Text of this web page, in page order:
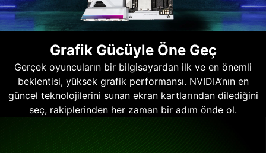
Grafik Gücüyle Öne Geç
Gerçek oyuncuların bir bilgisayardan ilk ve en önemli
beklentisi, yüksek grafik performansı. NVIDIA’nın en
güncel teknolojilerini sunan ekran kartlarından dilediğini
seç, rakiplerinden her zaman bir adım önde ol.